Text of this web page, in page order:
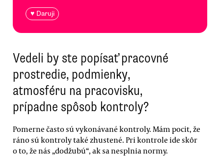
♥ Daruji
Vedeli by ste popísať pracovné
prostredie, podmienky,
atmosféru na pracovisku,
prípadne spôsob kontroly?
Pomerne často sú vykonávané kontroly. Mám pocit, že
ráno sú kontroly také zhustené. Pri kontrole ide skôr
o to, že nás „dodžubú“, ak sa nesplnia normy.